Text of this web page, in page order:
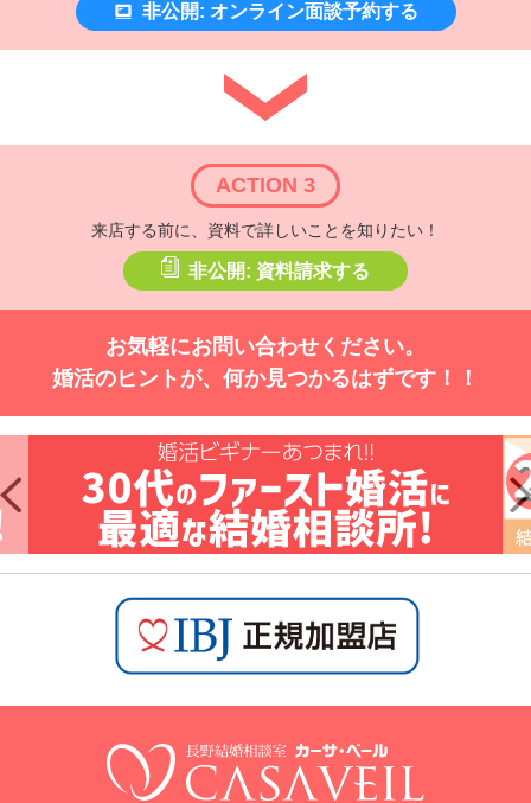
非公開: オンライン面談予約する
ACTION 3
来店する前に、資料で詳しいことを知りたい！
非公開: 資料請求する
お気軽にお問い合わせください。
婚活のヒントが、何か見つかるはずです！！